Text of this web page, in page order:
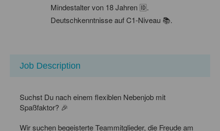
Mindestalter von 18 Jahren 🆔.
Deutschkenntnisse auf C1-Niveau 📚.
Job Description
Suchst Du nach einem flexiblen Nebenjob mit
Spaßfaktor? 🎉
Wir suchen begeisterte Teammitglieder, die Freude am